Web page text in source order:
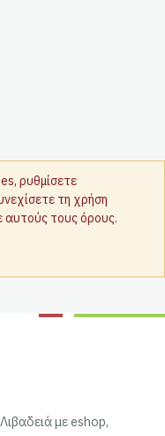
ρυθμίσετε
τη χρήση
τους όρους.
με eshop,